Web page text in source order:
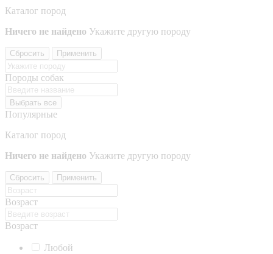
Каталог пород
Ничего не найдено Укажите другую породу
Сбросить Применить
Породы собак
Выбрать все
Популярные
Каталог пород
Ничего не найдено Укажите другую породу
Сбросить Применить
Возраст
Возраст
Любой